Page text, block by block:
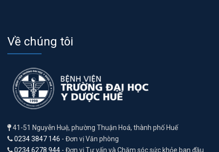
Về chúng tôi
41-51 Nguyễn Huệ, phường Thuận Hoá, thành phố Huế
0234 3847 146 - Đơn vị Văn phòng
0234 6278 944 - Đơn vị Tư vấn và Chăm sóc sức khỏe ban đầu